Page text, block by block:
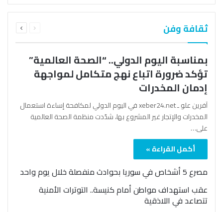
ثقافة وفن الصفحةالصفحة
بمناسبة اليوم الدولي.. “الصحة العالمية”
تؤكد ضرورة اتباع نهج متكامل لمواجهة
إدمان المخدرات
آفرين علو ـ xeber24.net في اليوم الدولي لمكافحة إساءة استعمال
المخدرات والإتجار غير المشروع بها، شدّدت منظمة الصحة العالمية
على…
أكمل القراءة »
مصرع 5 أشخاص في سوريا بحوادث منفصلة خلال يوم واحد
عقب استهداف مواطن أمام كنيسة.. التوترات الأمنية
تتصاعد في اللاذقية